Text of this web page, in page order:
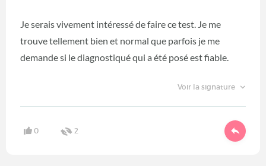
Je serais vivement intéressé de faire ce test. Je me
trouve tellement bien et normal que parfois je me
demande si le diagnostiqué qui a été posé est fiable.
Voir la signature
0 2